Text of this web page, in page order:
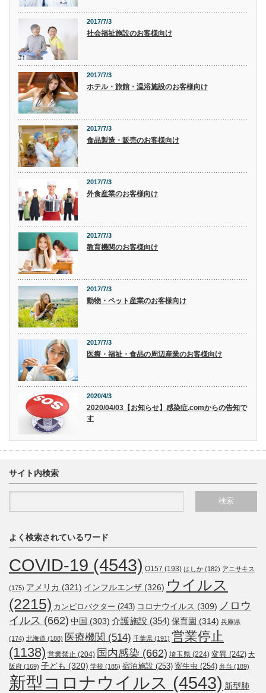
2017/7/3
社会福祉施設のお客様向け
2017/7/3
ホテル・旅館・温浴施設のお客様向け
2017/7/3
食品製造・販売のお客様向け
2017/7/3
外食産業のお客様向け
2017/7/3
教育機関のお客様向け
2017/7/3
動物・ペット産業のお客様向け
2017/7/3
医療・福祉・食品の周辺産業のお客様向け
2020/4/3
2020/04/03【お知らせ】感染症.comからの告知で
す
サイト内検索
よく検索されているワード
COVID-19 (4543) O157 (193) はしか (182) アニサキス
(175) アメリカ (321) インフルエンザ (326) ウイルス
(2215) カンピロバクター (243) コロナウイルス (309) ノロウ
イルス (662) 中国 (303) 介護施設 (354) 保育園 (314) 兵庫県
(174) 北海道 (188) 医療機関 (514) 千葉県 (191) 営業停止
(1138) 営業禁止 (204) 国内感染 (662) 埼玉県 (224) 変異 (242) 大
阪府 (169) 子ども (320) 学校 (185) 宿泊施設 (253) 寄生虫 (254) 弁当 (189)
新型コロナウイルス (4543) 新型肺